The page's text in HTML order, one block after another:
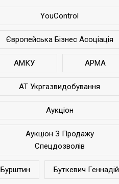
YouControl
Європейська Бізнес Асоціація
АМКУ АРМА
АТ Укргазвидобування
Аукціон
Аукціон З Продажу
Спецдозволів
Бурштин Буткевич Геннадій